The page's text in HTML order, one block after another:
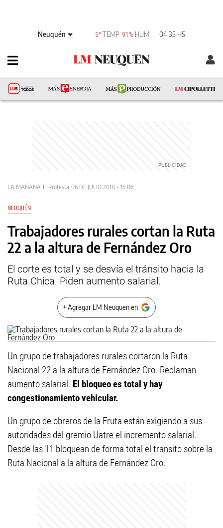
Neuquén 5°TEMP 91% HUM 04:35 HS
LA MAÑANA Protesta 06 DE JULIO 2018 - 15:06
NEUQUÉN
Trabajadores rurales cortan la Ruta
22 a la altura de Fernández Oro
El corte es total y se desvía el tránsito hacia la
Ruta Chica. Piden aumento salarial.
+ Agregar LM Neuquen en
Un grupo de trabajadores rurales cortaron la Ruta
Nacional 22 a la altura de Fernández Oro. Reclaman
aumento salarial. El bloqueo es total y hay
congestionamiento vehicular.
Un grupo de obreros de la Fruta están exigiendo a sus
autoridades del gremio Uatre el incremento salarial.
Desde las 11 bloquean de forma total el transito sobre la
Ruta Nacional a la altura de Fernández Oro.